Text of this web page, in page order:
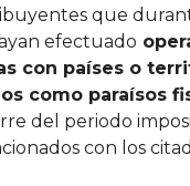
que
efectuado
con países o
como paraísos
del periodo
con los